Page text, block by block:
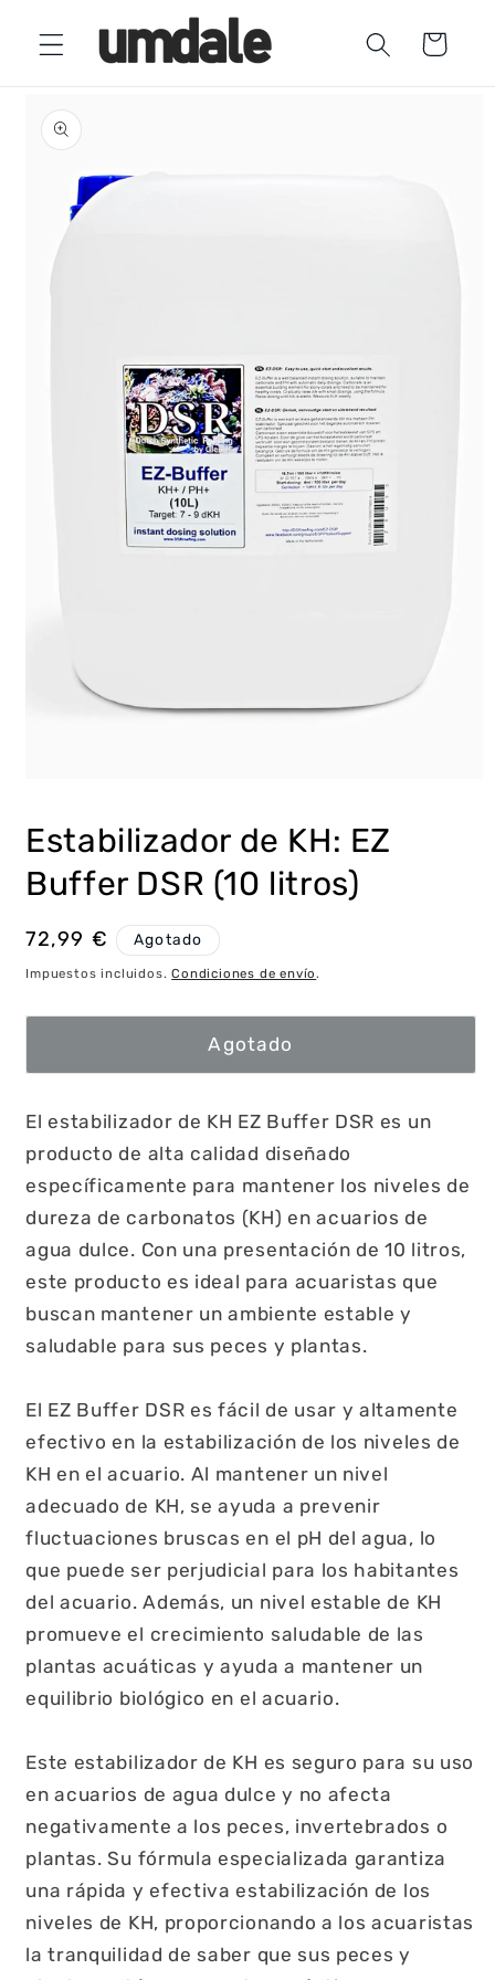
directamente
al contenido
Carrito
información
1
en
una
ventana
Estabilizador de KH: EZ
Buffer DSR (10 litros)
Precio
habitual
72,99 € Agotado
Impuestos incluidos.Condiciones de envío .
Agotado
El estabilizador de KH EZ Buffer DSR es un
producto de alta calidad diseñado
específicamente para mantener los niveles de
dureza de carbonatos (KH) en acuarios de
agua dulce. Con una presentación de 10 litros,
este producto es ideal para acuaristas que
buscan mantener un ambiente estable y
saludable para sus peces y plantas.
El EZ Buffer DSR es fácil de usar y altamente
efectivo en la estabilización de los niveles de
KH en el acuario. Al mantener un nivel
adecuado de KH, se ayuda a prevenir
fluctuaciones bruscas en el pH del agua, lo
que puede ser perjudicial para los habitantes
del acuario. Además, un nivel estable de KH
promueve el crecimiento saludable de las
plantas acuáticas y ayuda a mantener un
equilibrio biológico en el acuario.
Este estabilizador de KH es seguro para su uso
en acuarios de agua dulce y no afecta
negativamente a los peces, invertebrados o
plantas. Su fórmula especializada garantiza
una rápida y efectiva estabilización de los
niveles de KH, proporcionando a los acuaristas
la tranquilidad de saber que sus peces y